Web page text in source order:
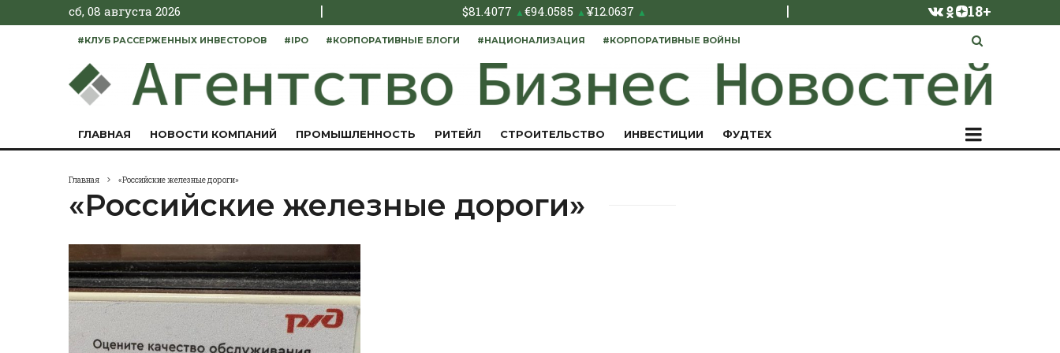
сб, 08 августа 2026 | $81.4077 ▲€94.0585 ▲¥12.0637 ▲ | 18+
#КЛУБ РАССЕРЖЕННЫХ ИНВЕСТОРОВ #IPO #КОРПОРАТИВНЫЕ БЛОГИ #НАЦИОНАЛИЗАЦИЯ #КОРПОРАТИВНЫЕ ВОЙНЫ
ГЛАВНАЯ НОВОСТИ КОМПАНИЙ ПРОМЫШЛЕННОСТЬ РИТЕЙЛ СТРОИТЕЛЬСТВО ИНВЕСТИЦИИ ФУДТЕХ
Главная «Российские железные дороги»
«Российские железные дороги»